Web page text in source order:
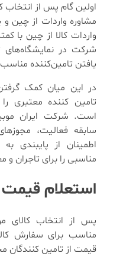
اولین گام پس از انتخاب
مشاوره واردات از چین
واردات کالا از چین با
شرکت‌ در نمایشگاه‌های
یافتن تامین‌کننده
در این میان کمک
تامین کننده معتبری
است. شرکت ایران
سابقه فعالیت،
اطمینان از پایبندی
مناسبی را برای تاجران و
استعلام
پس از انتخاب کالای
مناسب برای سفارش
قیمت از تامین